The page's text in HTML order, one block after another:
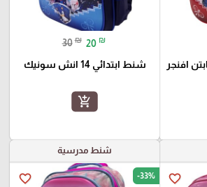
30 ₪ 20 ₪
شنط ابتدائي 14 انش سونيك
add_shopping_cart
favorite_border
شنط مدرسية
favorite_border -33%